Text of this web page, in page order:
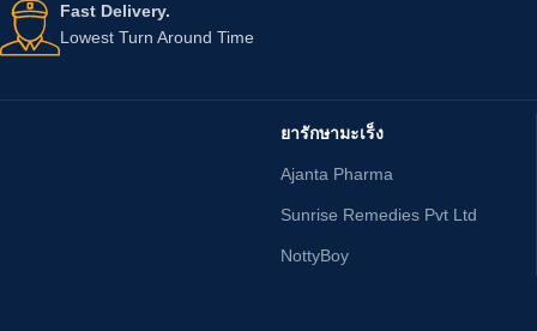
Fast Delivery.
Lowest Turn Around Time
ยารักษามะเร็ง
Ajanta Pharma
Sunrise Remedies Pvt Ltd
NottyBoy